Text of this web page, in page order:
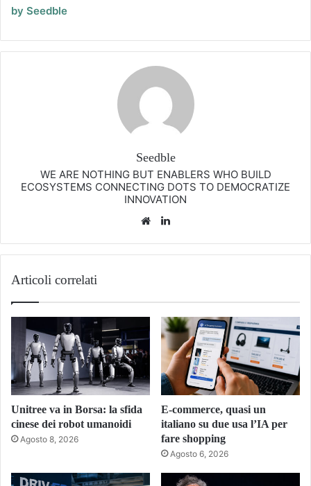
by Seedble
Seedble
WE ARE NOTHING BUT ENABLERS WHO BUILD
ECOSYSTEMS CONNECTING DOTS TO DEMOCRATIZE
INNOVATION
Website
Articoli correlati
Unitree va in Borsa: la sfida
cinese dei robot umanoidi
Agosto 8, 2026
E-commerce, quasi un
italiano su due usa l’IA per
fare shopping
Agosto 6, 2026